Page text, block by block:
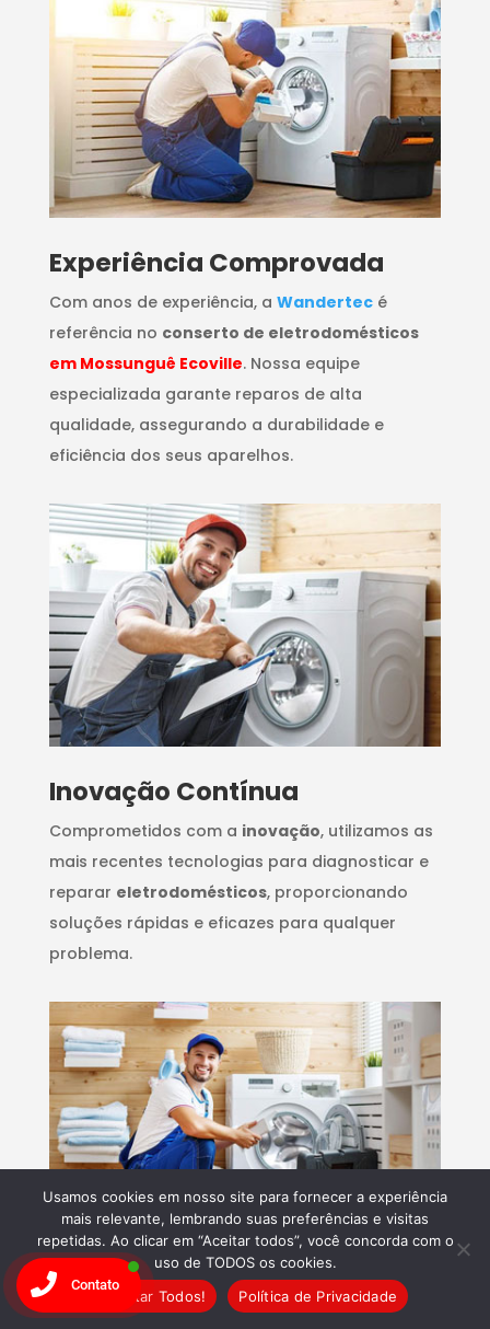
​Experiência Comprovada
Com anos de experiência, a Wandertecé
referência no conserto de eletrodomésticos
em Mossunguê Ecoville. Nossa equipe
especializada garante reparos de alta
qualidade, assegurando a durabilidade e
eficiência dos seus aparelhos.
Inovação Contínua
Comprometidos com a inovação, utilizamos as
mais recentes tecnologias para diagnosticar e
reparar eletrodomésticos, proporcionando
soluções rápidas e eficazes para qualquer
problema.
Compromisso com a
Qualidade
Usamos cookies em nosso site para fornecer a experiência
mais relevante, lembrando suas preferências e visitas
repetidas. Ao clicar em “Aceitar todos”, você concorda com o
uso de TODOS os cookies.
Aceitar Todos!
Política de Privacidade
Contato